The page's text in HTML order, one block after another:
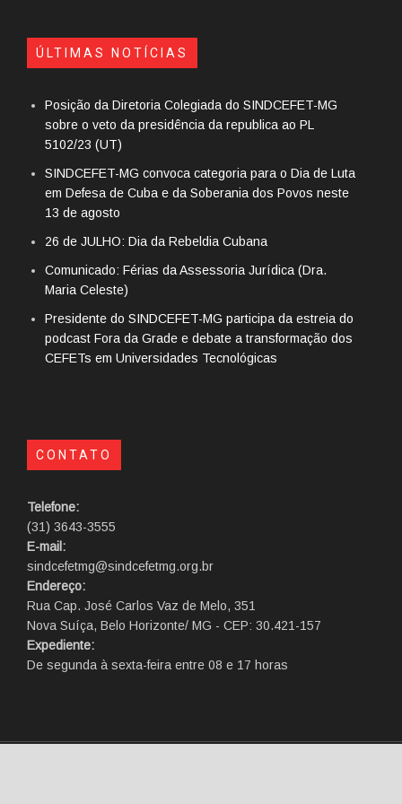
ÚLTIMAS NOTÍCIAS
Posição da Diretoria Colegiada do SINDCEFET-MG
sobre o veto da presidência da republica ao PL
5102/23 (UT)
SINDCEFET-MG convoca categoria para o Dia de Luta
em Defesa de Cuba e da Soberania dos Povos neste
13 de agosto
26 de JULHO: Dia da Rebeldia Cubana
Comunicado: Férias da Assessoria Jurídica (Dra.
Maria Celeste)
Presidente do SINDCEFET-MG participa da estreia do
podcast Fora da Grade e debate a transformação dos
CEFETs em Universidades Tecnológicas
CONTATO
Telefone:
(31) 3643-3555
E-mail:
sindcefetmg@sindcefetmg.org.br
Endereço:
Rua Cap. José Carlos Vaz de Melo, 351
Nova Suíça, Belo Horizonte/ MG - CEP: 30.421-157
Expediente:
De segunda à sexta-feira entre 08 e 17 horas